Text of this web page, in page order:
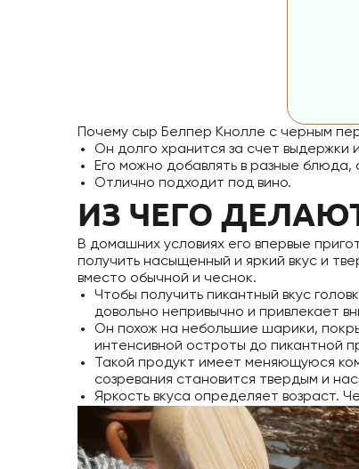
Почему сыр Белпер Кнолле с черным
Он долго хранится за счет выдержки
Его можно добавлять в разные
Отлично подходит под вино.
ИЗ ЧЕГО
В домашних условиях его впервые
получить насыщенный и яркий вкус и
вместо обычной и чеснок.
Чтобы получить пикантный вкус
довольно непривычно и привлекает
Он похож на небольшие шарики,
интенсивной остроты до пикантной
Такой продукт имеет меняющуюся
созревания становится твердым и
Яркость вкуса определяет возраст.